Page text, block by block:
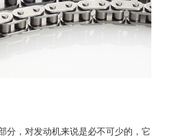
分，对发动机来说是必不可少的，它